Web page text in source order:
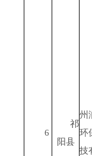
6
祁
阳县
州
环
技